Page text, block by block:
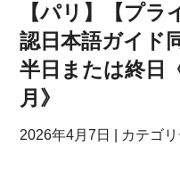
【パリ】【プラ
認日本語ガイド
半日または終日
月》
2026年4月7日 | カテゴリ